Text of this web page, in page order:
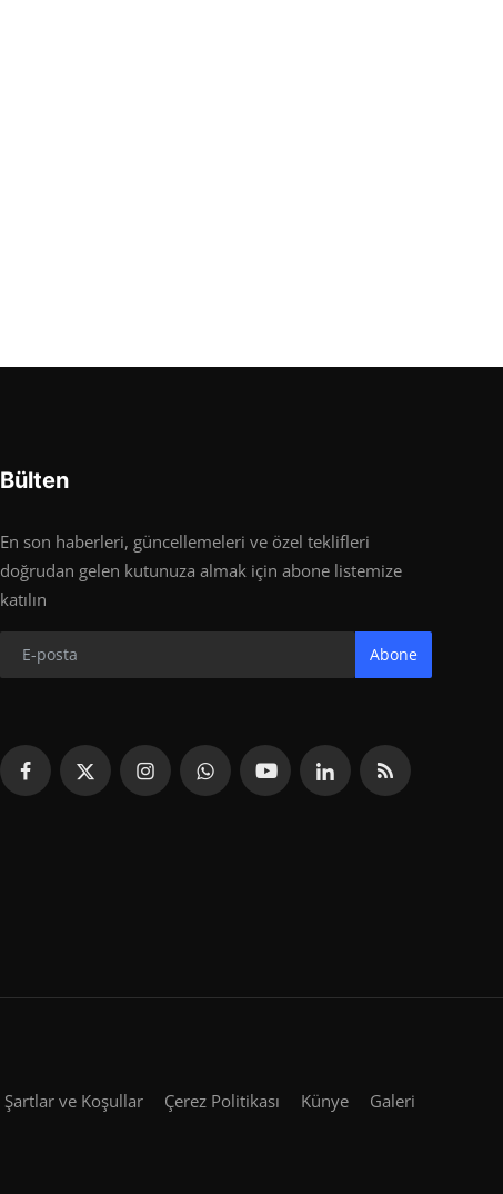
Bülten
En son haberleri, güncellemeleri ve özel teklifleri
doğrudan gelen kutunuza almak için abone listemize
katılın
Abone
Şartlar ve Koşullar Çerez Politikası Künye Galeri